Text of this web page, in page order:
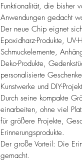
Funktionalität, die bisher
Anwendungen gedacht
Der neue Chip eignet
Epoxidharz-Produkte,
Schmuckelemente,
Deko-Produkte,
personalisierte
Kunstwerke und DIY-
Durch seine kompakte
einarbeiten, ohne viel
für größere Projekte,
Erinnerungsprodukte.
Der große Vorteil: Die
gemacht.